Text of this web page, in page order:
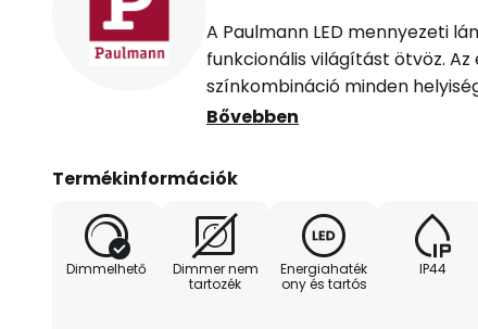
A Paulmann LED mennyezeti
funkcionális világítást ötvöz.
színkombináció minden
kölcsönöz. A beépített LED-es
K meleg fehér fényszínével
folyosókhoz és konyhákhoz.
A lámpa dimmelhető, így a
beállítható. A kiváló minőségű
Bővebben
Termékinformációk
Dimmelhető
Dimmer nem
tartozék
Energiahaték
ony és tartós
IP44